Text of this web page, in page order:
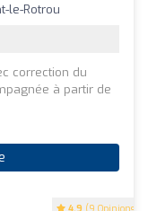
4.9 (9 Opinions)
le-Rotrou
correction du
à partir de